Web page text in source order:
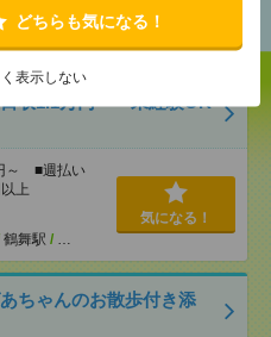
どちらも気になる！
表示しない
収1.1万円～＊未経験OK
～ ■週払い
上
鶴舞駅 / …
気になる！
ちゃんのお散歩付き添